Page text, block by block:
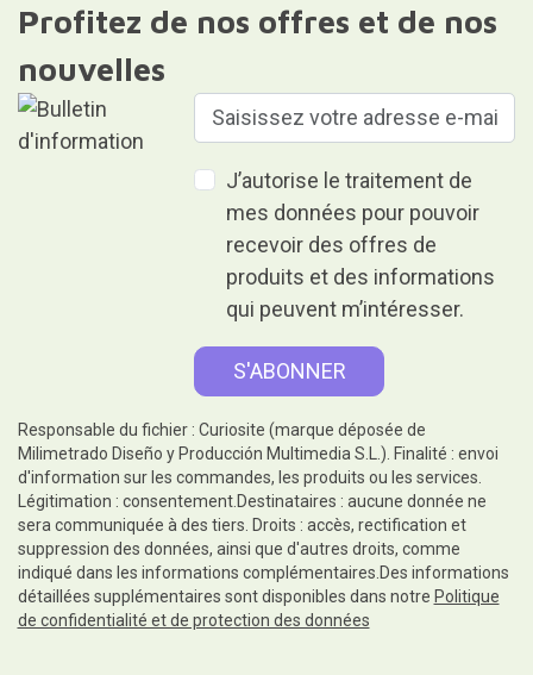
Profitez de nos offres et de nos
nouvelles
J’autorise le traitement de
mes données pour pouvoir
recevoir des offres de
produits et des informations
qui peuvent m’intéresser.
Responsable du fichier : Curiosite (marque déposée de
Milimetrado Diseño y Producción Multimedia S.L.). Finalité : envoi
d'information sur les commandes, les produits ou les services.
Légitimation : consentement.Destinataires : aucune donnée ne
sera communiquée à des tiers. Droits : accès, rectification et
suppression des données, ainsi que d'autres droits, comme
indiqué dans les informations complémentaires.Des informations
détaillées supplémentaires sont disponibles dans notre Politique
de confidentialité et de protection des données